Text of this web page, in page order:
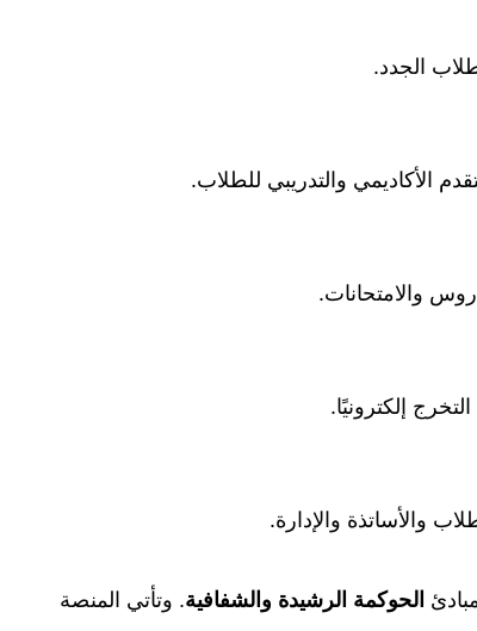
الجدد.
الأكاديمي والتدريبي للطلاب.
والامتحانات.
إلكترونيًا.
والأساتذة والإدارة.
الحوكمة الرشيدة والشفافية. وتأتي المنصة